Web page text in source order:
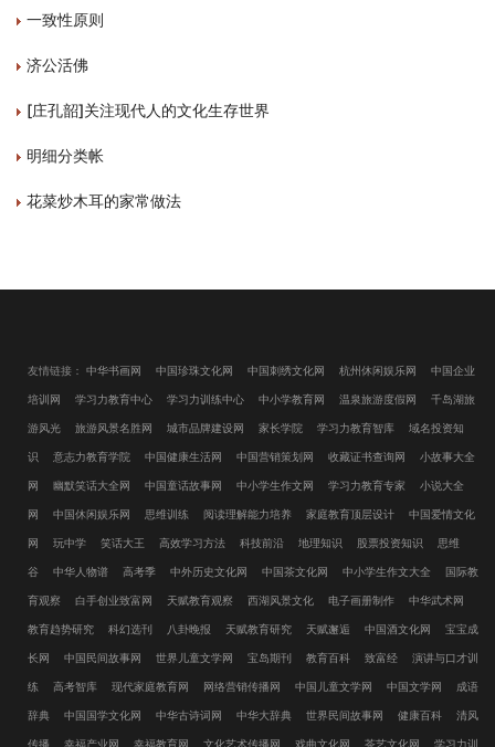
一致性原则
济公活佛
[庄孔韶]关注现代人的文化生存世界
明细分类帐
花菜炒木耳的家常做法
友情链接： 中华书画网 中国珍珠文化网 中国刺绣文化网 杭州休闲娱乐网 中国企业
培训网 学习力教育中心 学习力训练中心 中小学教育网 温泉旅游度假网 千岛湖旅
游风光 旅游风景名胜网 城市品牌建设网 家长学院 学习力教育智库 域名投资知
识 意志力教育学院 中国健康生活网 中国营销策划网 收藏证书查询网 小故事大全
网 幽默笑话大全网 中国童话故事网 中小学生作文网 学习力教育专家 小说大全
网 中国休闲娱乐网 思维训练 阅读理解能力培养 家庭教育顶层设计 中国爱情文化
网 玩中学 笑话大王 高效学习方法 科技前沿 地理知识 股票投资知识 思维
谷 中华人物谱 高考季 中外历史文化网 中国茶文化网 中小学生作文大全 国际教
育观察 白手创业致富网 天赋教育观察 西湖风景文化 电子画册制作 中华武术网
教育趋势研究 科幻选刊 八卦晚报 天赋教育研究 天赋邂逅 中国酒文化网 宝宝成
长网 中国民间故事网 世界儿童文学网 宝岛期刊 教育百科 致富经 演讲与口才训
练 高考智库 现代家庭教育网 网络营销传播网 中国儿童文学网 中国文学网 成语
辞典 中国国学文化网 中华古诗词网 中华大辞典 世界民间故事网 健康百科 清风
传播 幸福产业网 幸福教育网 文化艺术传播网 戏曲文化网 茶艺文化网 学习力训